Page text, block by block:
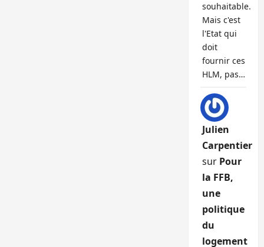
souhaitable.
Mais c'est
l'Etat qui
doit
fournir ces
HLM, pas…
Julien
Carpentier
sur Pour
la FFB,
une
politique
du
logement